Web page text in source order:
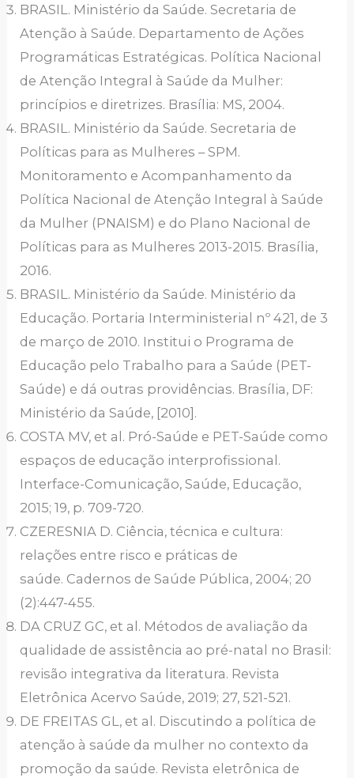
BRASIL. Ministério da Saúde. Secretaria de
Atenção à Saúde. Departamento de Ações
Programáticas Estratégicas. Política Nacional
de Atenção Integral à Saúde da Mulher:
princípios e diretrizes. Brasília: MS, 2004.
BRASIL. Ministério da Saúde. Secretaria de
Políticas para as Mulheres – SPM.
Monitoramento e Acompanhamento da
Política Nacional de Atenção Integral à Saúde
da Mulher (PNAISM) e do Plano Nacional de
Políticas para as Mulheres 2013-2015. Brasília,
2016.
BRASIL. Ministério da Saúde. Ministério da
Educação. Portaria Interministerial nº 421, de 3
de março de 2010. Institui o Programa de
Educação pelo Trabalho para a Saúde (PET-
Saúde) e dá outras providências. Brasília, DF:
Ministério da Saúde, [2010].
COSTA MV, et al. Pró-Saúde e PET-Saúde como
espaços de educação interprofissional.
Interface-Comunicação, Saúde, Educação,
2015; 19, p. 709-720.
CZERESNIA D. Ciência, técnica e cultura:
relações entre risco e práticas de
saúde. Cadernos de Saúde Pública, 2004; 20
(2):447-455.
DA CRUZ GC, et al. Métodos de avaliação da
qualidade de assistência ao pré-natal no Brasil:
revisão integrativa da literatura. Revista
Eletrônica Acervo Saúde, 2019; 27, 521-521.
DE FREITAS GL, et al. Discutindo a política de
atenção à saúde da mulher no contexto da
promoção da saúde. Revista eletrônica de